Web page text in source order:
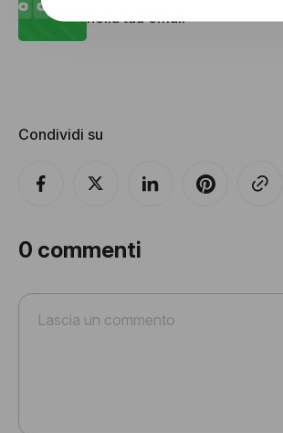
nella tua email
Condividi su
0 commenti